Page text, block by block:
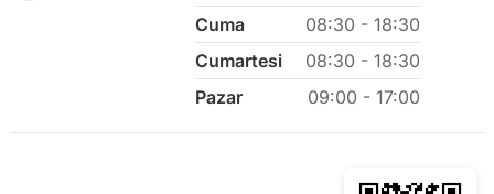
Cuma
08:30 - 18:30
Cumartesi
08:30 - 18:30
Pazar
09:00 - 17:00